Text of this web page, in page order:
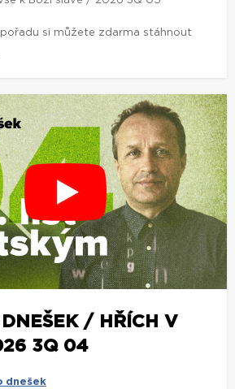
si můžete zdarma stáhnout
DNEŠEK / HŘÍCH V
3Q 04
dnešek